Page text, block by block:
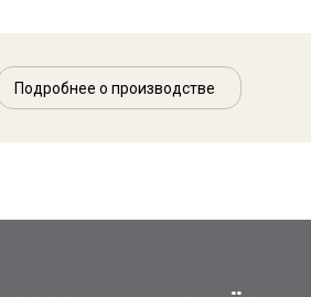
Подробнее о производстве